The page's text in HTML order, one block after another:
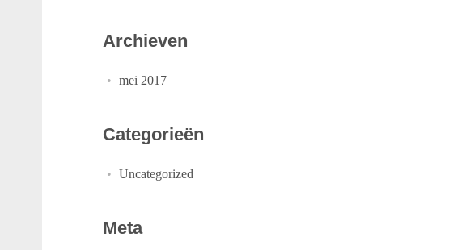
Archieven
mei 2017
Categorieën
Uncategorized
Meta